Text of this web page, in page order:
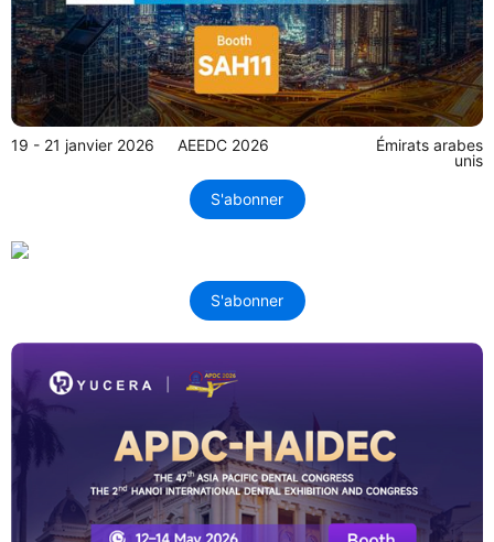
19 - 21 janvier 2026 AEEDC 2026
Émirats arabes
unis
S'abonner
S'abonner